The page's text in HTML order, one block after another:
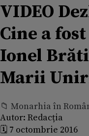
VIDEO
Cine a
Ionel
Marii
📁 Monarhia în
Autor: Redacția
🗓️ 7 octombrie 2016